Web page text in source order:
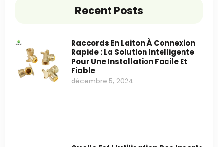
Recent Posts
Raccords En Laiton À Connexion
Rapide : La Solution Intelligente
Pour Une Installation Facile Et
Fiable
décembre 5, 2024